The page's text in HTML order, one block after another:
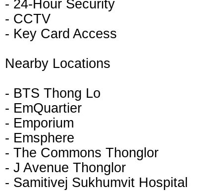
- 24-Hour Security
- CCTV
- Key Card Access
Nearby Locations
- BTS Thong Lo
- EmQuartier
- Emporium
- Emsphere
- The Commons Thonglor
- J Avenue Thonglor
- Samitivej Sukhumvit Hospital